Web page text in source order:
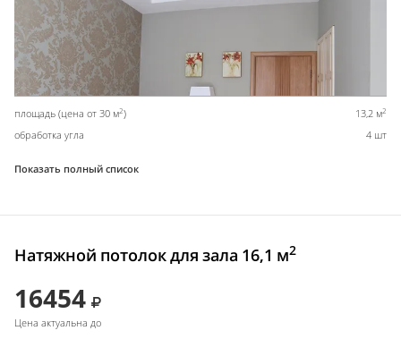
площадь (цена от 30 м2) 13,2 м2
обработка угла 4 шт
Показать полный список
Натяжной потолок для зала 16,1 м2
16454
Цена актуальна до